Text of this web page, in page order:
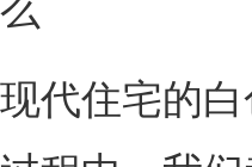
么
现代住宅的